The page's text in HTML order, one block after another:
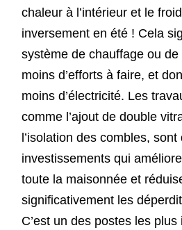
chaleur à l’intérieur et le
inversement en été ! Cela
système de chauffage ou
moins d’efforts à faire, et
moins d’électricité. Les
comme l’ajout de double
l’isolation des combles, sont
investissements qui
toute la maisonnée et
significativement les
C’est un des postes les